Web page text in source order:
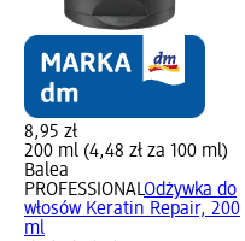
8,95 zł
200 ml (4,48 zł za 100 ml)
Balea
PROFESSIONALOdżywka do
włosów Keratin Repair, 200
ml